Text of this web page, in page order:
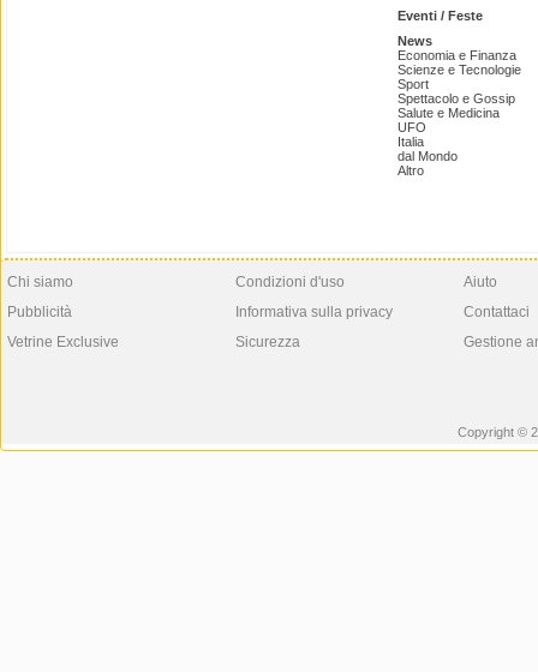
Eventi / Feste
News
Economia e Finanza
Scienze e Tecnologie
Sport
Spettacolo e Gossip
Salute e Medicina
UFO
Italia
dal Mondo
Altro
Chi siamo
Pubblicità
Vetrine Exclusive
Condizioni d'uso
Informativa sulla privacy
Sicurezza
Aiuto
Contattaci
Gestione
Copyright ©